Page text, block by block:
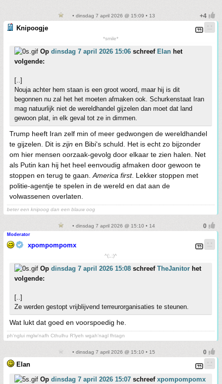
• dinsdag 7 april 2026 @ 15:09 • 13
Knipoogje
*smile*
Op dinsdag 7 april 2026 15:06 schreef Elan het
volgende:
[..]
Nouja achter hem staan is een groot woord, maar hij is dit
begonnen nu zal het het moeten afmaken ook. Schurkenstaat Iran
mag natuurlijk niet de wereldhandel gijzelen dan moet dat land
gewoon plat, in elk geval tot ze in dimmen.
Trump heeft Iran zelf min of meer gedwongen de wereldhandel
te gijzelen. Dit is zijn en Bibi's schuld. Het is echt zo bijzonder
om hier mensen oorzaak-gevolg door elkaar te zien halen. Net
als Putin kan hij het heel eenvoudig afmaken door gewoon te
stoppen en terug te gaan. America first. Lekker stoppen met
politie-agentje te spelen in de wereld en dat aan de
volwassenen overlaten.
beter een knipoog dan een blauw oog
• dinsdag 7 april 2026 @ 15:10 • 14
Moderator
xpompompomx
^(;,;)^
Op dinsdag 7 april 2026 15:08 schreef TheJanitor het
volgende:
[..]
Ze werden gestopt vrijblijvend terreurorganisaties te steunen.
Wat lukt dat goed en voorspoedig he.
ph'nglui mglw'nafh Cthulhu R'lyeh wgah'nagl fhtagn
• dinsdag 7 april 2026 @ 15:10 • 15
Elan
Op dinsdag 7 april 2026 15:07 schreef xpompompomx